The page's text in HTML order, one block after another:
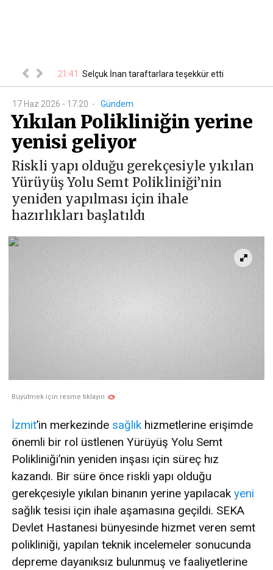
belli oldu 21:41 Selçuk İnan taraftarlara teşekkür etti
17 Haz 2026 - 17:20 - Gündem
Yıkılan Polikliniğin yerine
yenisi geliyor
Riskli yapı olduğu gerekçesiyle yıkılan
Yürüyüş Yolu Semt Polikliniği’nin
yeniden yapılması için ihale
hazırlıkları başlatıldı
Büyütmek için resme tıklayın
İzmit’in merkezinde sağlık hizmetlerine erişimde
önemli bir rol üstlenen Yürüyüş Yolu Semt
Polikliniği’nin yeniden inşası için süreç hız
kazandı. Bir süre önce riskli yapı olduğu
gerekçesiyle yıkılan binanın yerine yapılacak yeni
sağlık tesisi için ihale aşamasına geçildi. SEKA
Devlet Hastanesi bünyesinde hizmet veren semt
polikliniği, yapılan teknik incelemeler sonucunda
depreme dayanıksız bulunmuş ve faaliyetlerine